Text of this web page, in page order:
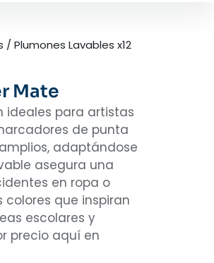
/ Plumones Lavables x12
Mate
ideales para artistas
de punta
adaptándose
asegura una
en ropa o
colores que inspiran
escolares y
precio aquí en